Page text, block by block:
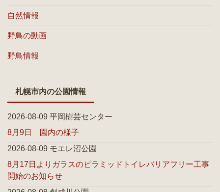
自然情報
野鳥の動画
野鳥情報
札幌市内の公園情報
2026-08-09 平岡樹芸センター
8月9日 園内の様子
2026-08-09 モエレ沼公園
8月17日よりガラスのピラミッドトイレバリアフリー工事
開始のお知らせ